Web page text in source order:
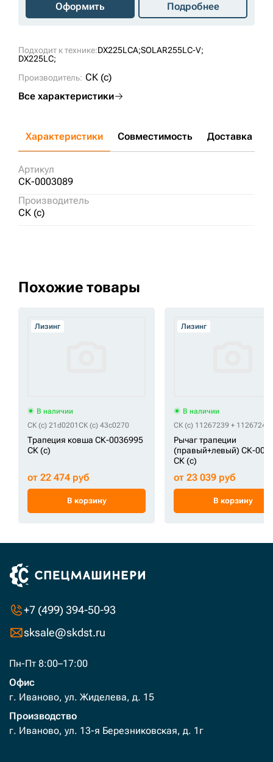
Подходит к технике:DX225LCA;SOLAR255LC-V;
DX225LC;
Производитель: СК (c)
Все характеристики
Оформить Подробнее
Характеристики Совместимость Доставка и
Артикул
СК-0003089
Производитель
СК (c)
Похожие товары
Лизинг
В наличии
СК (c) 21d0201 СК (c) 43c0270
Трапеция ковша СК-0036995
СК (c)
от 22 474 руб
В корзину
Лизинг
В наличии
СК (c) 11267239 + 11267246
Рычаг трапеции
(правый+левый) СК-
СК (c)
от 23 039 руб
В корзину
+7 (499) 394-50-93
sksale@skdst.ru
Пн-Пт 8:00–17:00
Офис
г. Иваново, ул. Жиделева, д. 15
Производство
г. Иваново, ул. 13-я Березниковская, д. 1г